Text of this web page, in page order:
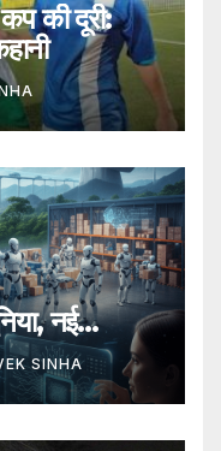
की दूरी:
नई
SINHA